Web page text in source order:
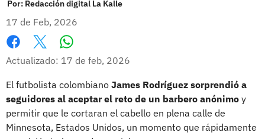
Por: Redacción digital La Kalle
17 de Feb, 2026
Facebook
X
Actualizado: 17 de feb, 2026
El futbolista colombiano James Rodríguez sorprendió a
seguidores al aceptar el reto de un barbero anónimo y
permitir que le cortaran el cabello en plena calle de
Minnesota, Estados Unidos, un momento que rápidamente